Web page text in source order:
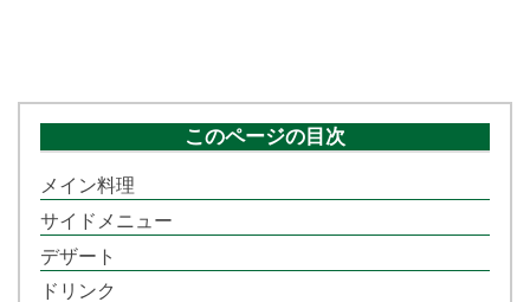
このページの目次
メイン料理
サイドメニュー
デザート
ドリンク